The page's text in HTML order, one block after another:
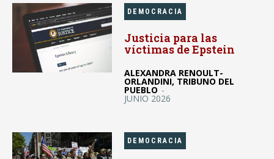
DEMOCRACIA
Justicia para las
víctimas de Epstein
ALEXANDRA RENOULT-
ORLANDINI, TRIBUNO DEL
PUEBLO -
JUNIO 2026
DEMOCRACIA